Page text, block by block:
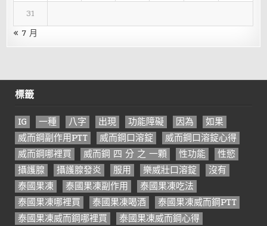
31
« 7 月
標籤
IG 一種 八字 出現 功能障礙 因為
如果
威而鋼副作用PTT
威而鋼口溶錠
威而鋼口溶錠心得
威而鋼哪裡買
威而鋼 四 分 之 一顆 性功能
性慾
攝護腺
攝護腺發炎 服用 樂威壯口溶錠
沒有
泰國果凍
泰國果凍副作用
泰國果凍吃法
泰國果凍哪裡買
泰國果凍喝酒
泰國果凍威而鋼PTT
泰國果凍威而鋼哪裡買
泰國果凍威而鋼心得